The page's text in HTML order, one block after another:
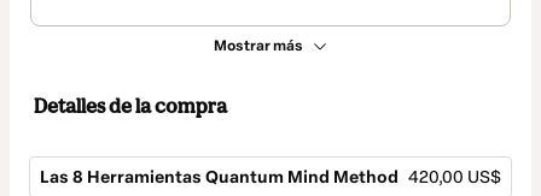
Mostrar más
Detalles de la compra
Las 8 Herramientas Quantum Mind Method 420,00 US$